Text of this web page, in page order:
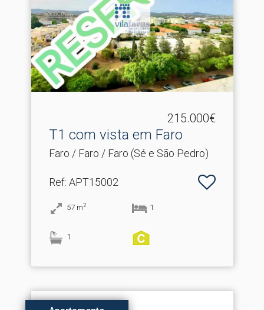
215.000€
T1 com vista em Faro
Faro / Faro / Faro (Sé e São Pedro)
Ref: APT15002
57 m2 1
1